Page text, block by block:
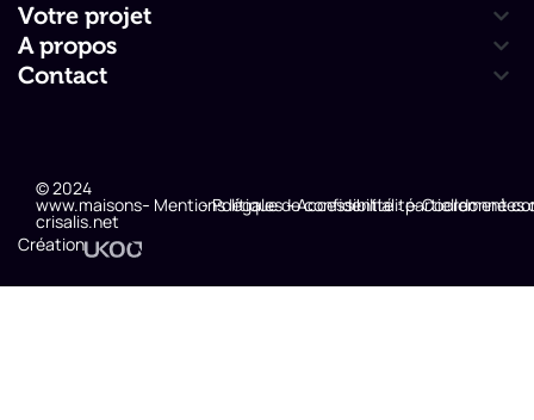
Votre projet
A propos
Contact
© 2024
www.maisons-
crisalis.net
- Mentions légales
- Politique de confidentialité
- Accessibilité : partiellement
- Coordonnées
Création